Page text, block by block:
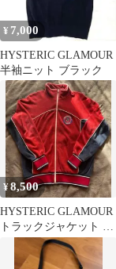
¥ 7,000
HYSTERIC GLAMOUR
半袖ニット ブラック
¥8,500
HYSTERIC GLAMOUR
トラックジャケット タ
オル生地 90s 古着